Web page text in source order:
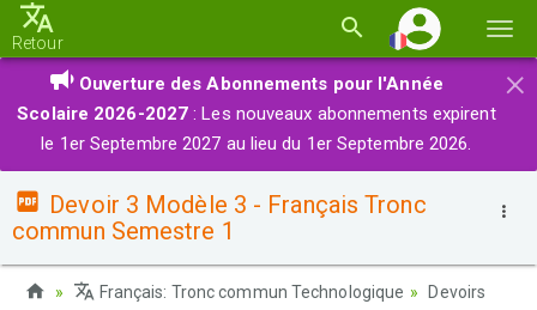
la
Retour
×
Ouverture des Abonnements pour l'Année
Scolaire 2026-2027 : Les nouveaux abonnements expirent
le 1er Septembre 2027 au lieu du 1er Septembre 2026.
Devoir 3 Modèle 3 - Français Tronc
commun Semestre 1
Français: Tronc commun Technologique
Devoirs